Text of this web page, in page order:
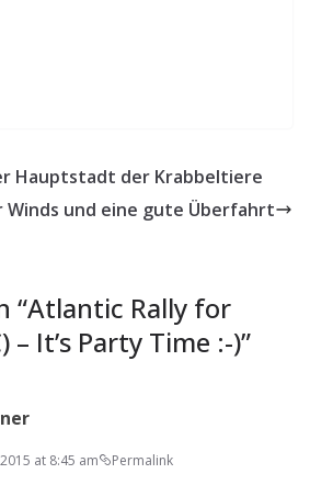
Hauptstadt der Krabbeltiere
Winds und eine gute Überfahrt
“Atlantic Rally for
– It’s Party Time :-)”
at 8:45 am Permalink